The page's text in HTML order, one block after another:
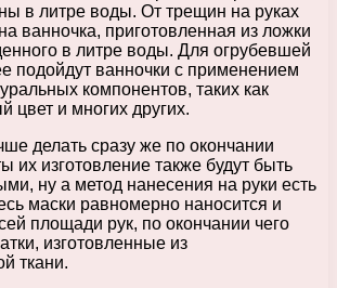
в литре воды. От трещин на руках
ванночка, приготовленная из ложки
в литре воды. Для огрубевшей
подойдут ванночки с применением
компонентов, таких как
цвет и многих других.
делать сразу же по окончании
их изготовление также будут быть
ну а метод нанесения на руки есть
маски равномерно наносится и
площади рук, по окончании чего
изготовленные из
ткани.